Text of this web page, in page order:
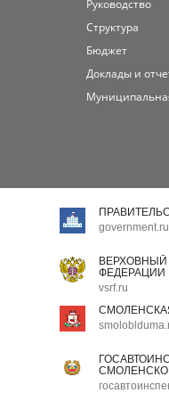
Руководство
Структура
Бюджет
Доклады и
government.ru
ФЕДЕРАЦИИ
vsrf.ru